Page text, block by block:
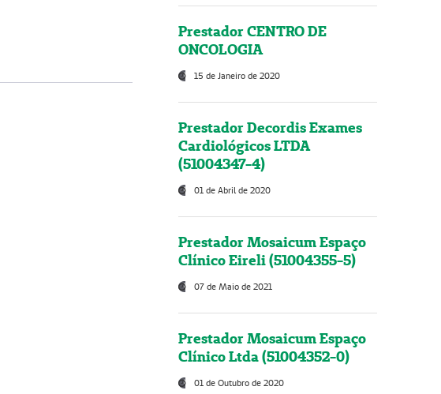
Prestador CENTRO DE
ONCOLOGIA
15 de Janeiro de 2020
Prestador Decordis Exames
Cardiológicos LTDA
(51004347-4)
01 de Abril de 2020
Prestador Mosaicum Espaço
Clínico Eireli (51004355-5)
07 de Maio de 2021
Prestador Mosaicum Espaço
Clínico Ltda (51004352-0)
01 de Outubro de 2020